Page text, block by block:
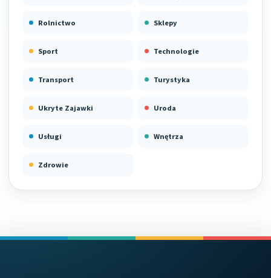
Rolnictwo Sklepy
Sport Technologie
Transport Turystyka
Ukryte Zajawki Uroda
Usługi Wnętrza
Zdrowie